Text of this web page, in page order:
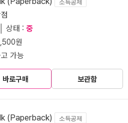
상태 : 중
원
가능
바로구매 보관함
(Paperback) 소득공제